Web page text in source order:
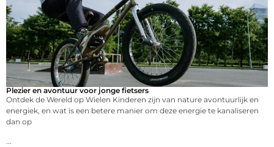
Plezier en avontuur voor jonge fietsers
Ontdek de Wereld op Wielen Kinderen zijn van nature avontuurlijk en
energiek, en wat is een betere manier om deze energie te kanaliseren
dan op
...